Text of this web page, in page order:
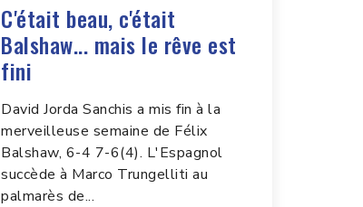
C'était beau, c'était
Balshaw... mais le rêve est
fini
David Jorda Sanchis a mis fin à la
merveilleuse semaine de Félix
Balshaw, 6-4 7-6(4). L'Espagnol
succède à Marco Trungelliti au
palmarès de...